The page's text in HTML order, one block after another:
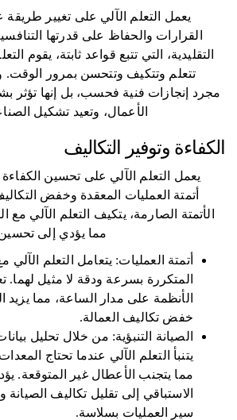
يعمل التعلم الآلي على تغيير
القرارات والحفاظ على قدرتها
التقليدية، التي تتبع قواعد ثابتة، يقوم
تتعلم وتتكيف وتتحسن بمرور الوقت.
مجرد إنجازات فنية فحسب، بل إنها تؤثر
الأعمال، وتعيد تشكيل
الكفاءة وتوفير التكاليف
يعمل التعلم الآلي على تحسين
أتمتة العمليات المعقدة وخفض
الأتمتة الصارمة، يتكيف التعلم الآلي مع
مما يؤدي إلى
أتمتة العمليات: يتعامل التعلم الآلي
المتكررة بسرعة ودقة لا مثيل لهما.
الأنظمة على مدار الساعة، مما يزيد
خفض تكاليف العمالة.
الصيانة التنبؤية: من خلال تحليل
يتنبأ التعلم الآلي عندما تحتاج
مما يتجنب الأعطال غير المتوقعة.
الاستباقي إلى تقليل تكاليف
سير العمليات بسلاسة.